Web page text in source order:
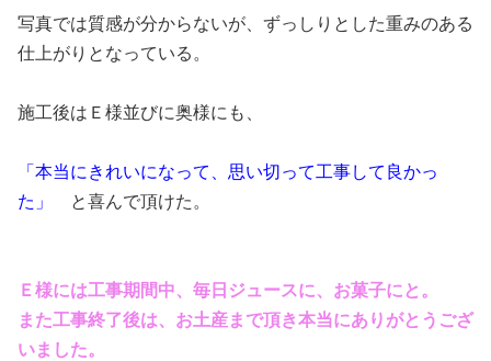
写真では質感が分からないが、ずっしりとした重みのある
仕上がりとなっている。
施工後はＥ様並びに奥様にも、
「本当にきれいになって、思い切って工事して良かっ
た」
と喜んで頂けた。
Ｅ様には工事期間中、毎日ジュースに、お菓子にと。
また工事終了後は、お土産まで頂き本当にありがとうござ
いました。